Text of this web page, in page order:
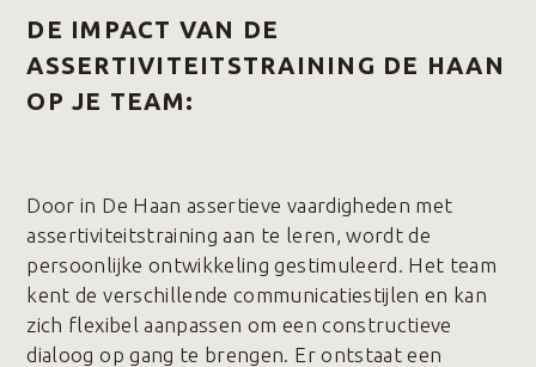
DE IMPACT VAN DE
ASSERTIVITEITSTRAINING DE HAAN
OP JE TEAM:
Door in De Haan assertieve vaardigheden met
assertiviteitstraining aan te leren, wordt de
persoonlijke ontwikkeling gestimuleerd. Het team
kent de verschillende communicatiestijlen en kan
zich flexibel aanpassen om een constructieve
dialoog op gang te brengen. Er ontstaat een